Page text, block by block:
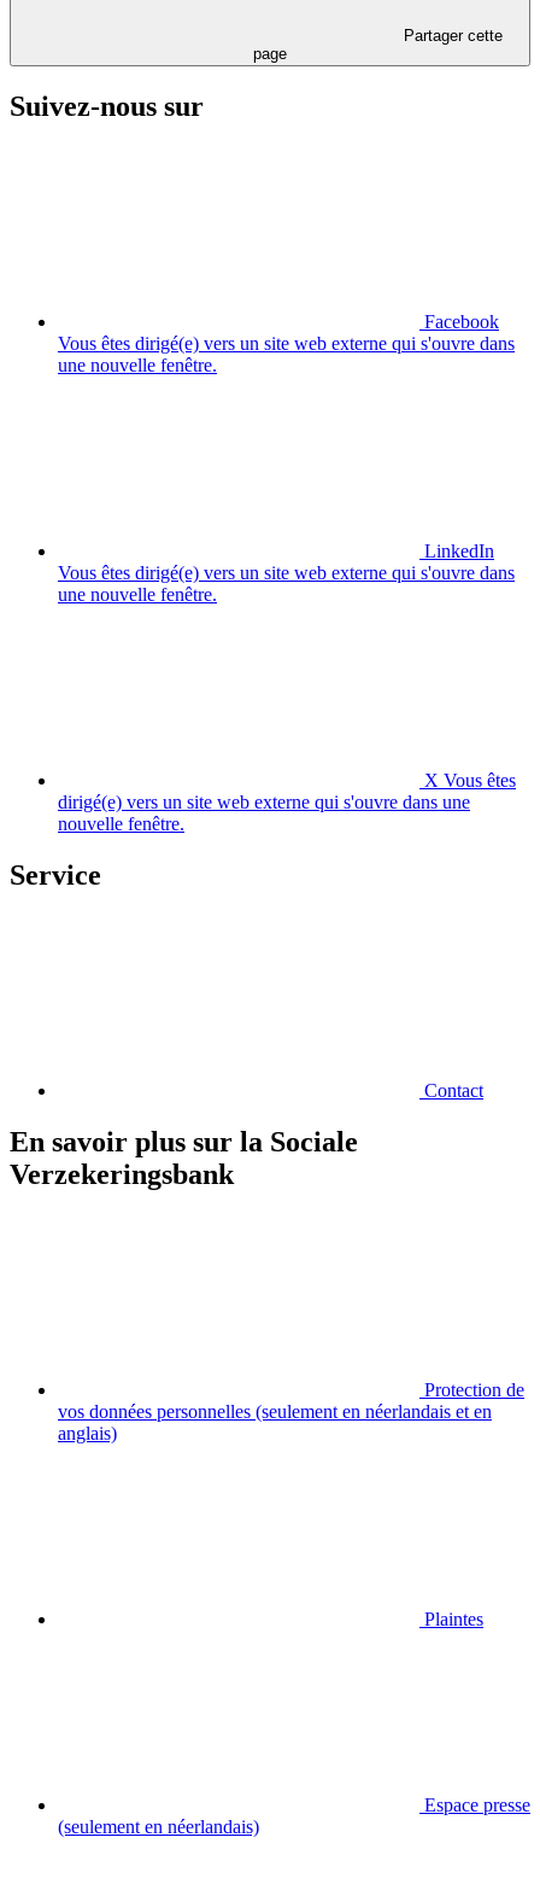
Partager cette
page
Suivez-nous sur
Facebook
Vous êtes dirigé(e) vers un site web externe qui s'ouvre dans
une nouvelle fenêtre.
LinkedIn
Vous êtes dirigé(e) vers un site web externe qui s'ouvre dans
une nouvelle fenêtre.
X Vous êtes
dirigé(e) vers un site web externe qui s'ouvre dans une
nouvelle fenêtre.
Service
Contact
En savoir plus sur la Sociale
Verzekeringsbank
Protection de
vos données personnelles (seulement en néerlandais et en
anglais)
Plaintes
Espace presse
(seulement en néerlandais)